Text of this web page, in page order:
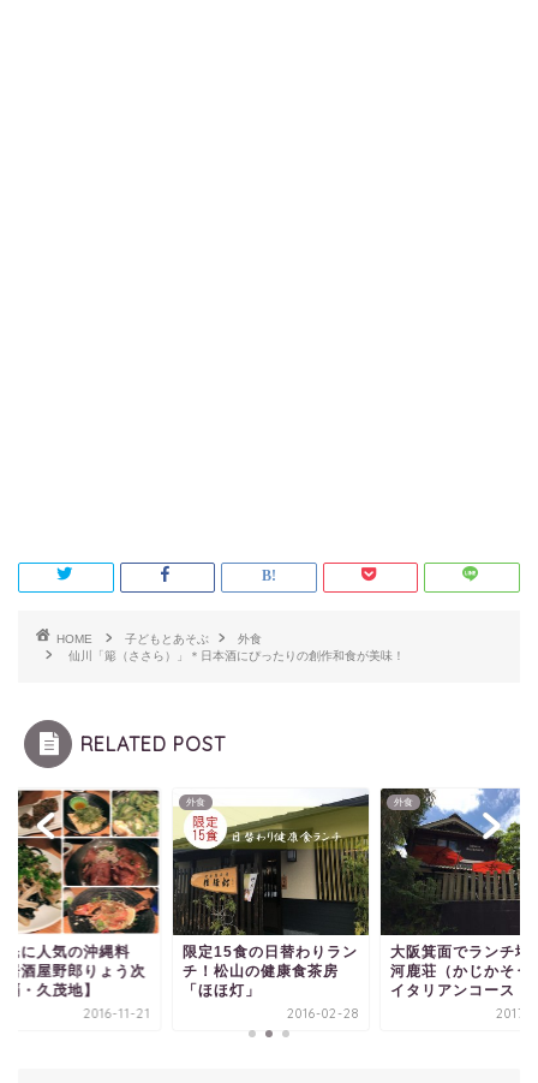
HOME 子どもとあそぶ
外食
仙川「簓（ささら）」＊日本酒にぴったりの創作和食が美味！
RELATED POST
民に人気の沖縄料
居酒屋野郎りょう次
覇・久茂地】
2016-11-21
外食
限定15食の日替わりラン
チ！松山の健康食茶房
「ほほ灯」
2016-02-28
外食
大阪箕面でランチ堪
河鹿荘（かじかそう
イタリアンコース
2017-